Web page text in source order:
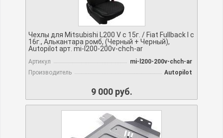
Чехлы для Mitsubishi L200 V с 15г. / Fiat Fullback I c
16г., Алькантара ромб, (Черный + Черный),
Autopilot арт. mi-l200-200v-chch-ar
Артикул
mi-l200-200v-chch-ar
Производитель
Autopilot
9 000 руб.